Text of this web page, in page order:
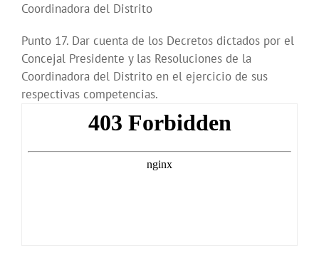
Coordinadora del Distrito
Punto 17. Dar cuenta de los Decretos dictados por el
Concejal Presidente y las Resoluciones de la
Coordinadora del Distrito en el ejercicio de sus
respectivas competencias.